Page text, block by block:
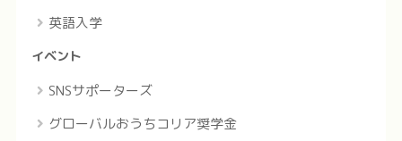
英語入学
イベント
SNSサポーターズ
グローバルおうちコリア奨学金